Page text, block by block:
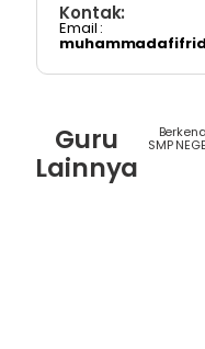
Kontak:
Email :
Guru
Lainnya
SMP